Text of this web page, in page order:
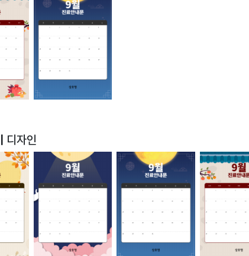
디자인